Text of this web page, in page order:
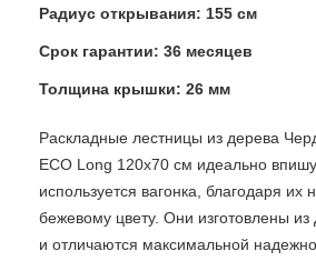
Радиус открывания: 155 см
Срок гарантии: 36 месяцев
Толщина крышки: 26 мм
Раскладные лестницы из дерева
ECO Long 120х70 см идеально
используется вагонка, благодаря их
бежевому цвету. Они изготовлены из
и отличаются максимальной